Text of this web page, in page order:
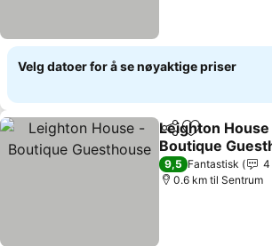
Velg datoer for å se nøyaktige priser
Del Legg til i
Leighton
Boutique
Se priser
9,5 Fantastisk
4
0.6 km til Sentrum